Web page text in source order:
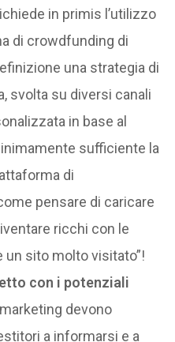
in primis l’utilizzo
di crowdfunding di
una strategia di
svolta su diversi canali
in base al
sufficiente la
di
pensare di caricare
ricchi con le
un sito molto visitato”!
con i potenziali
devono
a informarsi e a